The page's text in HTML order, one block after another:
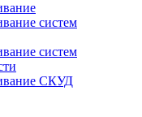
систем
систем
СКУД